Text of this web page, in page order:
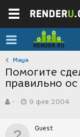
Maya
Помогите
правильно ос
в
р
-
а
9 фев 2004
Guest